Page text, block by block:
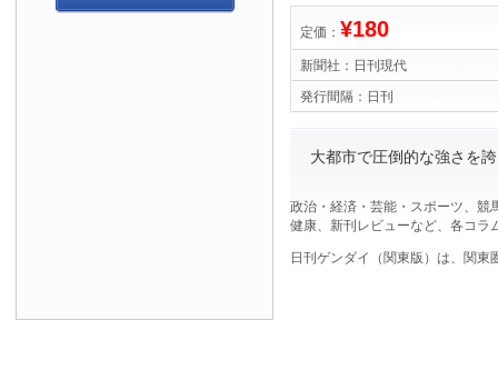
定価： ¥180
新聞社： 日刊現代
発行間隔： 日刊
大都市で圧倒的な強さを
政治・経済・芸能・スポーツ、競
健康、新刊レビューなど、各コラ
日刊ゲンダイ（関東版）は、関